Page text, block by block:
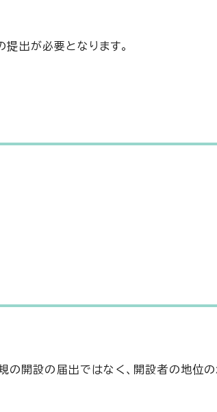
出が必要となります。
開設の届出ではなく、開設者の地位